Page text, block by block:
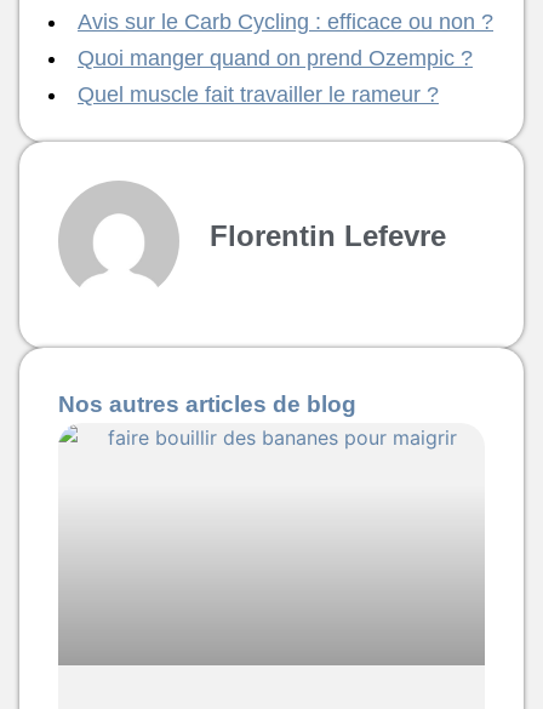
Avis sur le Carb Cycling : efficace ou non ?
Quoi manger quand on prend Ozempic ?
Quel muscle fait travailler le rameur ?
Florentin Lefevre
Nos autres articles de blog